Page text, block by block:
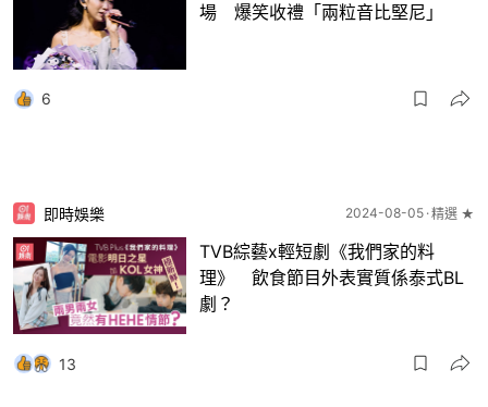
場 爆笑收禮「兩粒音比堅尼」
6
即時娛樂 2024-08-05 精選 ★
TVB綜藝x輕短劇《我們家的料
理》 飲食節目外表實質係泰式BL
劇？
13